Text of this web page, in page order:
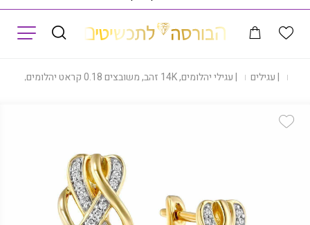
|עגילים |עגילי יהלומים, 14K זהב, משובצים 0.18 קראט יהלומים, דגם EDEF20044